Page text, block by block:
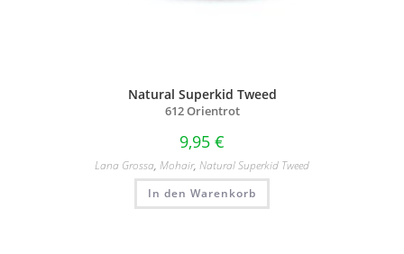
Natural Superkid Tweed
612 Orientrot
9,95 €
Lana Grossa, Mohair, Natural Superkid Tweed
In den Warenkorb